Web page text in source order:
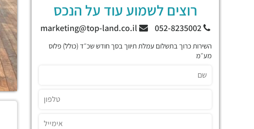
רוצים לשמוע עוד על הנכס
השירות כרוך בתשלום עמלת תיווך בסך חודש שכ״ד (כולל) פלוס
מע״מ